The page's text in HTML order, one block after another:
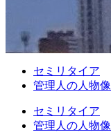
セミリタイア
管理人の人物像
セミリタイア
管理人の人物像